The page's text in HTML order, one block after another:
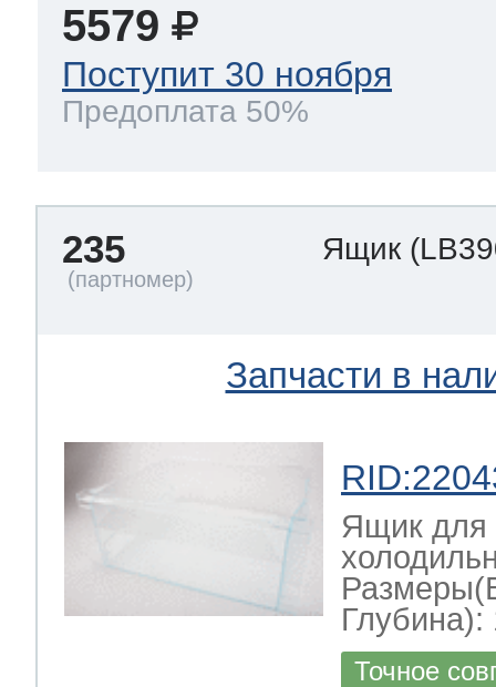
5579
Поступит 30 ноября
Предоплата 50%
235 Ящик
Запчасти в
Ящик для
Глубина):
Точное